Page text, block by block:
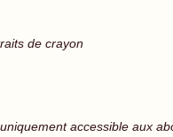
de crayon
accessible aux